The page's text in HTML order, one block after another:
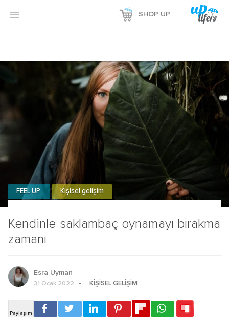
 SHOP UP
Kendinle saklambaç oynamayı bırakma
zamanı
FEEL UP Kişisel gelişim
Esra Uyman
31 Ocak 2022 KIŞISEL GELIŞIM